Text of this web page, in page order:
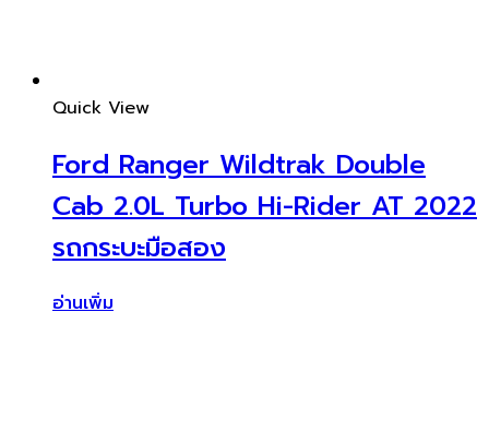
Quick View
Ford Ranger Wildtrak Double
Cab 2.0L Turbo Hi-Rider AT 2022
รถกระบะมือสอง
อ่านเพิ่ม